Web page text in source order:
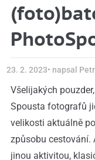
23. 2. 2023• napsal
Všelijakých
Spousta fotografů
velikosti aktuálně
způsobu cestování.
jinou aktivitou,